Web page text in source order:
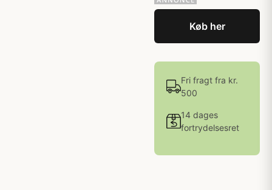
Køb her
Fri fragt fra kr.
500
14 dages
fortrydelsesret